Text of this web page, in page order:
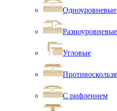
Одноуровневые
Разноуровневые
Угловые
С рифлением